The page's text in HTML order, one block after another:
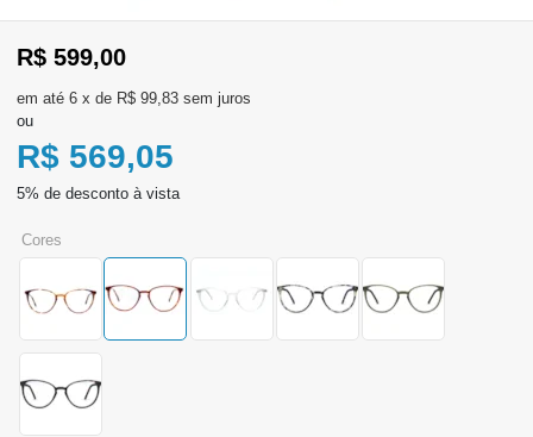
aqui
Registre-
se
R$ 599,00
6 x de R$ 99,83 sem juros
ou
R$ 569,05
cores